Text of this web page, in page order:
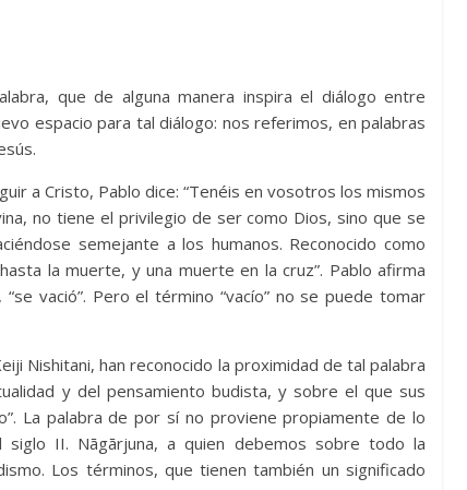
que de alguna manera inspira el diálogo entre
espacio para tal diálogo: nos referimos, en palabras
a Cristo, Pablo dice: “Tenéis en vosotros los mismos
no tiene el privilegio de ser como Dios, sino que se
semejante a los humanos. Reconocido como
la muerte, y una muerte en la cruz”. Pablo afirma
“se vació”. Pero el término “vacío” no se puede tomar
Nishitani, han reconocido la proximidad de tal palabra
y del pensamiento budista, y sobre el que sus
La palabra de por sí no proviene propiamente de lo
II. Nāgārjuna, a quien debemos sobre todo la
Los términos, que tienen también un significado